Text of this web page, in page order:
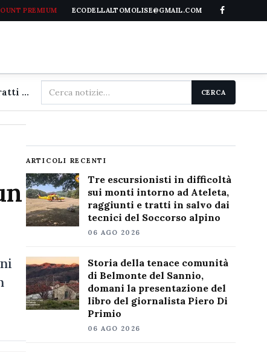
PREMIUM ECODELLALTOMOLISE@GMAIL.COM
Tre escursionisti in difficoltà sui monti intorno ad Ateleta, raggiunti e tratti in salvo dai tecnici del Soccorso alpino
Cerca
nel
CERCA
ARTICOLI RECENTI
Tre escursionisti in difficoltà
sui monti intorno ad Ateleta,
raggiunti e tratti in salvo dai
tecnici del Soccorso alpino
06 AGO 2026
Storia della tenace comunità
di Belmonte del Sannio,
domani la presentazione del
libro del giornalista Piero Di
Primio
06 AGO 2026